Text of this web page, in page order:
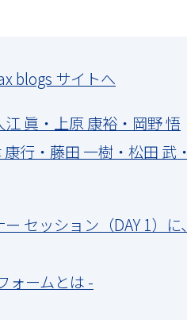
blogs サイトへ
眞・上原 康裕・岡野 悟
行・藤田 一樹・松田 武・
セッション（DAY 1）に、
ォームとは -